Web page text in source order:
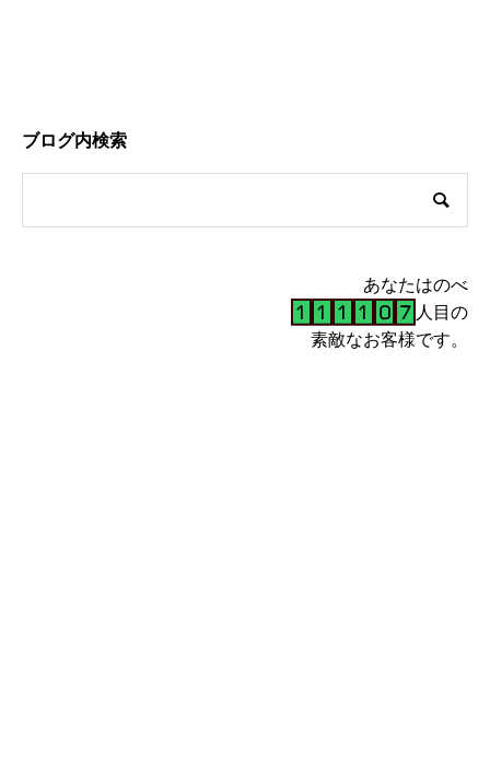
ブログ内検索
あなたはのべ
人目の
素敵なお客様です。